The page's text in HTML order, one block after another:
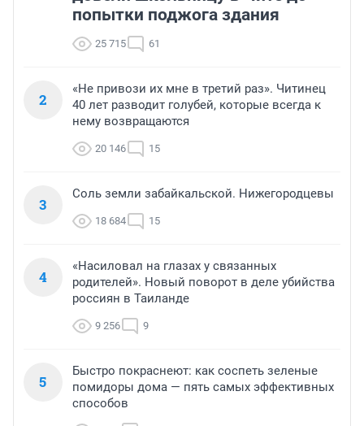
попытки поджога здания
25 715 61
2
«Не привози их мне в третий раз». Читинец
40 лет разводит голубей, которые всегда к
нему возвращаются
20 146 15
3
Соль земли забайкальской. Нижегородцевы
18 684 15
4
«Насиловал на глазах у связанных
родителей». Новый поворот в деле убийства
россиян в Таиланде
9 256 9
5
Быстро покраснеют: как соспеть зеленые
помидоры дома — пять самых эффективных
способов